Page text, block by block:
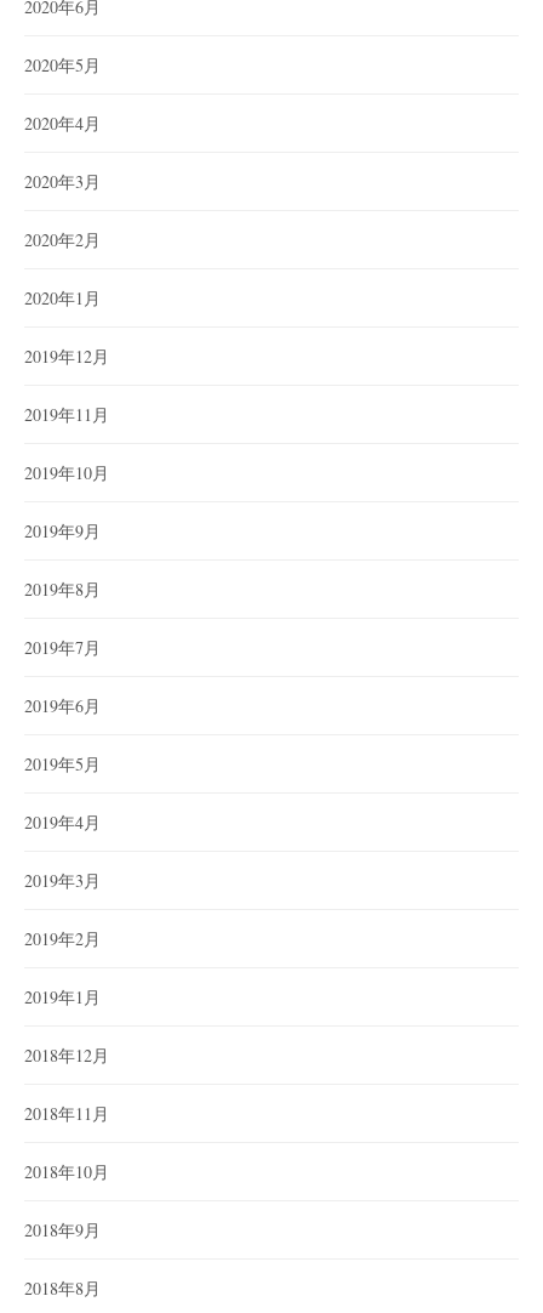
2020年6月
2020年5月
2020年4月
2020年3月
2020年2月
2020年1月
2019年12月
2019年11月
2019年10月
2019年9月
2019年8月
2019年7月
2019年6月
2019年5月
2019年4月
2019年3月
2019年2月
2019年1月
2018年12月
2018年11月
2018年10月
2018年9月
2018年8月